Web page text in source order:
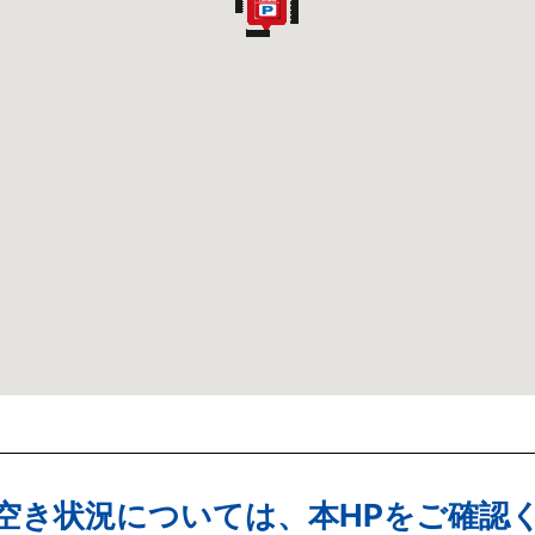
き状況については、本HPをご確認